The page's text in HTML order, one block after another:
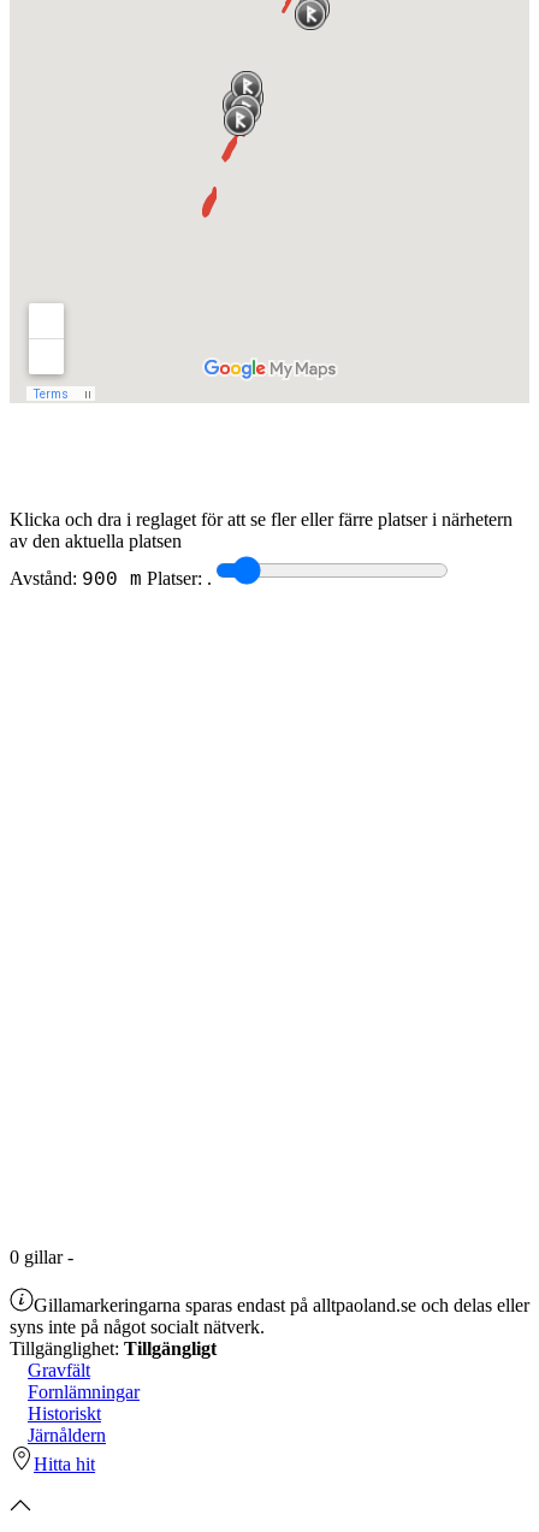
Klicka och dra i reglaget för att se fler eller färre platser i närhetern
av den aktuella platsen
Avstånd: 900 m Platser: .
0 gillar-
Gillamarkeringarna sparas endast på alltpaoland.se och delas eller
syns inte på något socialt nätverk.
Tillgänglighet: Tillgängligt
Gravfält
Fornlämningar
Historiskt
Järnåldern
Hitta hit